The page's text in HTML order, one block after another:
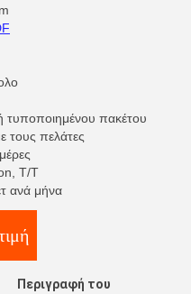
τυποποιημένου πακέτου
τους πελάτες
T/T
ανά μήνα
Περιγραφή του